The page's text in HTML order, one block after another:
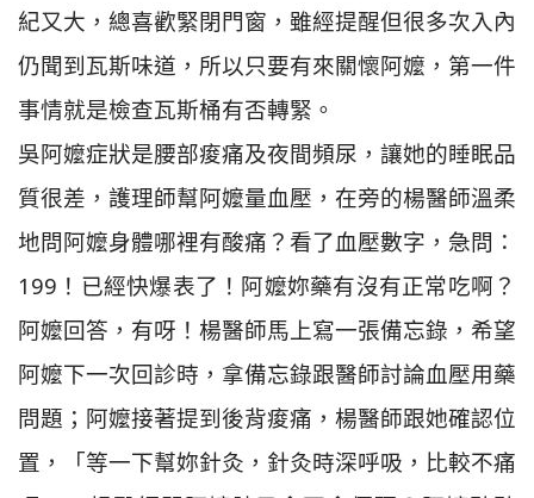
紀又大，總喜歡緊閉門窗，雖經提醒但很多次入內
仍聞到瓦斯味道，所以只要有來關懷阿嬤，第一件
事情就是檢查瓦斯桶有否轉緊。
吳阿嬤症狀是腰部痠痛及夜間頻尿，讓她的睡眠品
質很差，護理師幫阿嬤量血壓，在旁的楊醫師溫柔
地問阿嬤身體哪裡有酸痛？看了血壓數字，急問：
199！已經快爆表了！阿嬤妳藥有沒有正常吃啊？
阿嬤回答，有呀！楊醫師馬上寫一張備忘錄，希望
阿嬤下一次回診時，拿備忘錄跟醫師討論血壓用藥
問題；阿嬤接著提到後背痠痛，楊醫師跟她確認位
置，「等一下幫妳針灸，針灸時深呼吸，比較不痛